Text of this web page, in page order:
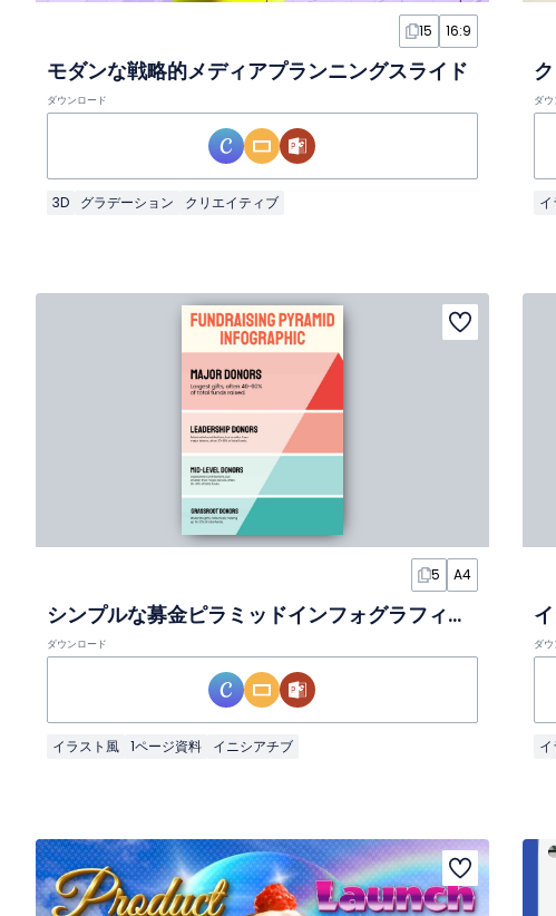
15 16:9
モダンな戦略的メディアプランニングスライド
ダウンロード
3D グラデーション クリエイティブ
ダ
5 A4
シンプルな募金ピラミッドインフォグラフィック
ダウンロード
イラスト風 1ページ資料 イニシアチブ
ダ